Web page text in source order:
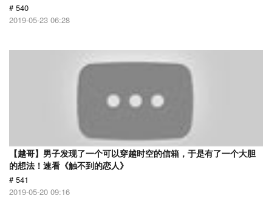
# 540
2019-05-23 06:28
【越哥】男子发现了一个可以穿越时空的信箱，于是有了一个大胆
的想法！速看《触不到的恋人》
# 541
2019-05-20 09:16